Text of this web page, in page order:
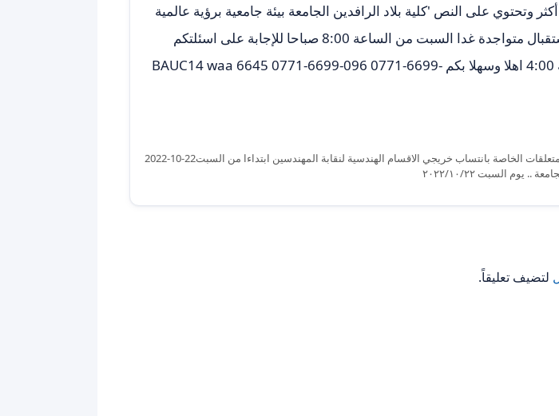
الخاصة بانتساب خريجي الاقسام الهندسية لنقابة المهندسين ابتداءا من السبت22-10-2022
.. يوم السبت ٢٠٢٢/١٠/٢٢
لتضيف تعليقاً.